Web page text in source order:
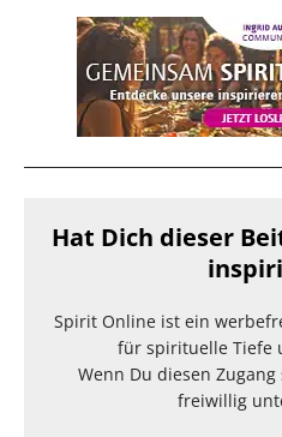
Hat Dich dieser
Spirit Online ist ein
für spirituelle Tiefe
Wenn Du diesen
freiwillig